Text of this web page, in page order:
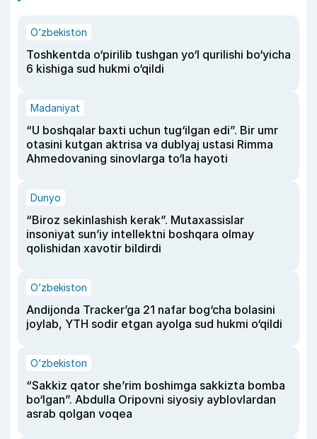
O‘zbekiston
Toshkentda o‘pirilib tushgan yo‘l qurilishi bo‘yicha
6 kishiga sud hukmi o‘qildi
Madaniyat
“U boshqalar baxti uchun tug‘ilgan edi”. Bir umr
otasini kutgan aktrisa va dublyaj ustasi Rimma
Ahmedovaning sinovlarga to‘la hayoti
Dunyo
“Biroz sekinlashish kerak”. Mutaxassislar
insoniyat sun’iy intellektni boshqara olmay
qolishidan xavotir bildirdi
O‘zbekiston
Andijonda Tracker’ga 21 nafar bog‘cha bolasini
joylab, YTH sodir etgan ayolga sud hukmi o‘qildi
O‘zbekiston
“Sakkiz qator she’rim boshimga sakkizta bomba
bo‘lgan”. Abdulla Oripovni siyosiy ayblovlardan
asrab qolgan voqea